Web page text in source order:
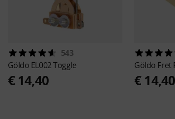
543
Göldo EL002 Toggle
€ 14,40
Göldo Fret
€ 14,40